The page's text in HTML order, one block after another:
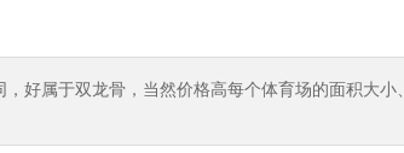
好属于双龙骨，当然价格高每个体育场的面积大小